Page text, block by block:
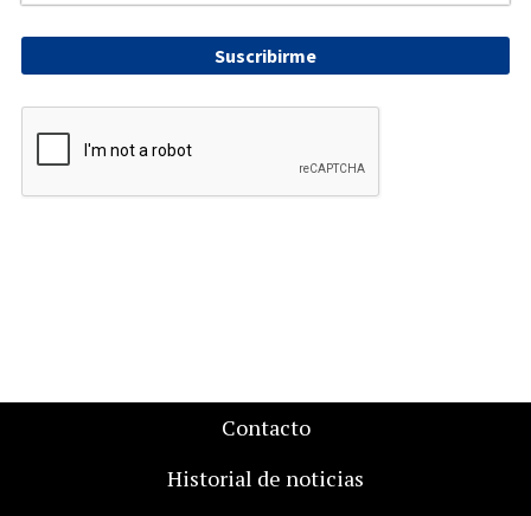
Suscribirme
Contacto
Historial de noticias